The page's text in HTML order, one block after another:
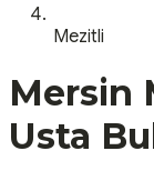
Mezitli
Mersin
Usta